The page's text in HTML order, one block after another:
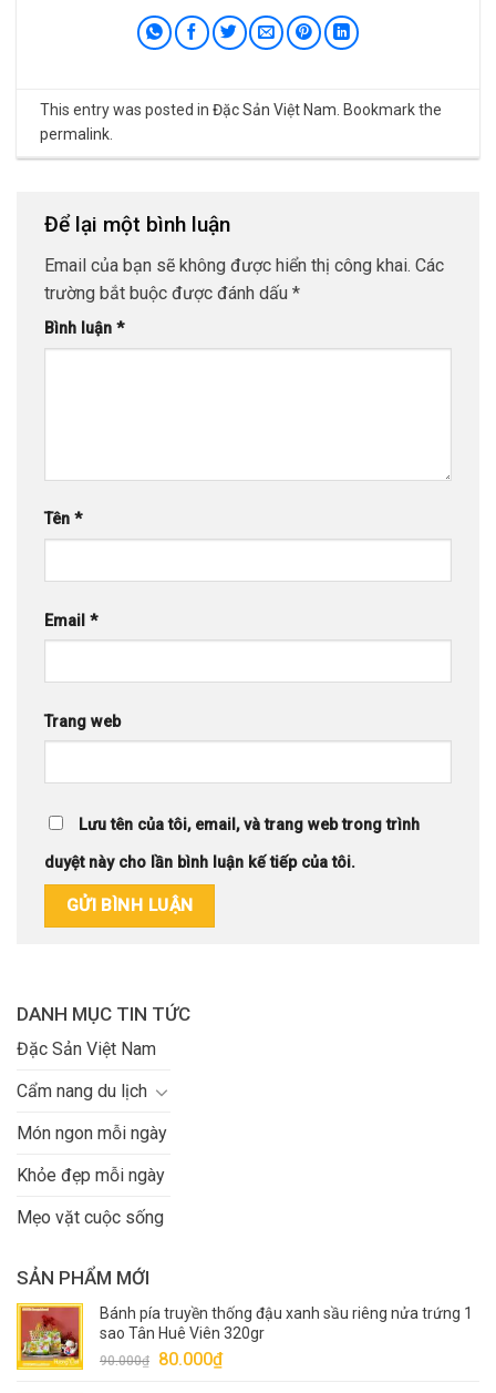
This entry was posted in Đặc Sản Việt Nam . Bookmark the
permalink
Để lại một bình luận
Email của bạn sẽ không được hiển thị công khai. Các
trường bắt buộc được đánh dấu *
Bình luận *
Tên *
Email *
Trang web
Lưu tên của tôi, email, và trang web trong trình
duyệt này cho lần bình luận kế tiếp của tôi.
DANH MỤC TIN TỨC
Đặc Sản Việt Nam
Cẩm nang du lịch
Món ngon mỗi ngày
Khỏe đẹp mỗi ngày
Mẹo vặt cuộc sống
SẢN PHẨM MỚI
Bánh pía truyền thống đậu xanh sầu riêng nửa trứng 1
sao Tân Huê Viên 320gr
90.000₫
Giá
80.000₫Giá